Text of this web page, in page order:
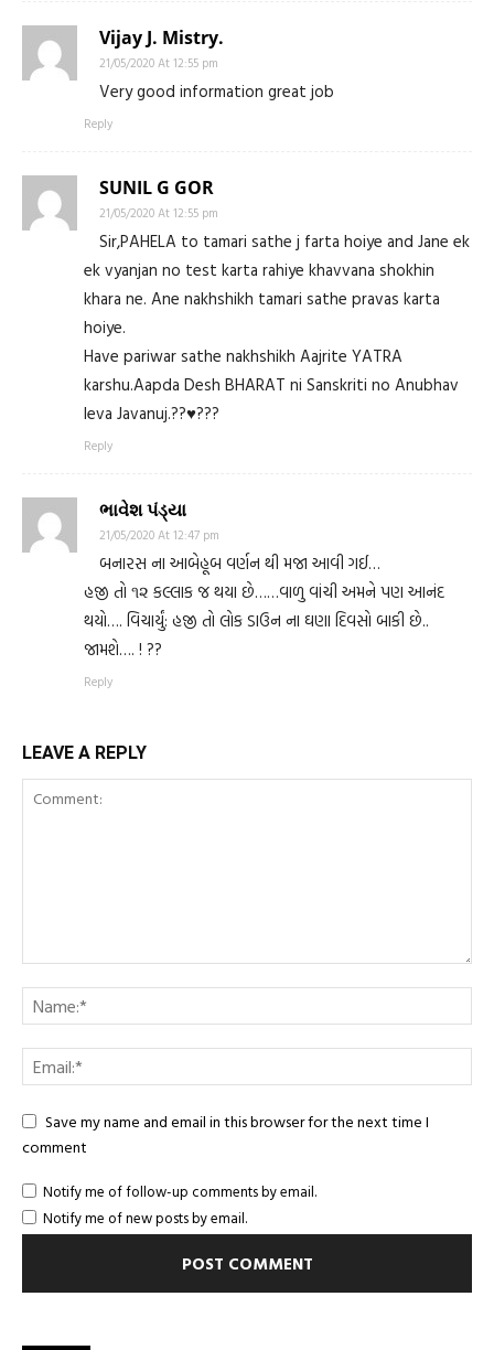
Vijay J. Mistry.
21/05/2020 At 12:55 pm
Very good information great job
Reply
SUNIL G GOR
21/05/2020 At 12:55 pm
Sir,PAHELA to tamari sathe j farta hoiye and Jane ek
ek vyanjan no test karta rahiye khavvana shokhin
khara ne. Ane nakhshikh tamari sathe pravas karta
hoiye.
Have pariwar sathe nakhshikh Aajrite YATRA
karshu.Aapda Desh BHARAT ni Sanskriti no Anubhav
leva Javanuj.??♥️???
Reply
ભાવેશ પંડ્યા
21/05/2020 At 12:47 pm
બનારસ ના આબેહૂબ વર્ણન થી મજા આવી ગઈ…
હજી તો ૧૨ કલ્લાક જ થયા છે……વાળુ વાંચી અમને પણ આનંદ
થયો…. વિચાર્યું: હજી તો લોક ડાઉન ના ઘણા દિવસો બાકી છે..
જામશે…. ! ??
Reply
LEAVE A REPLY
Save my name and email in this browser for the next time I
comment
Notify me of follow-up comments by email.
Notify me of new posts by email.